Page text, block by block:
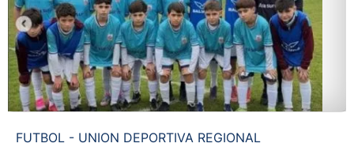
FUTBOL - UNION DEPORTIVA REGIONAL